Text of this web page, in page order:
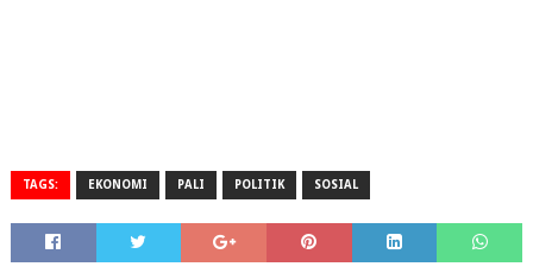
TAGS: EKONOMI PALI POLITIK SOSIAL